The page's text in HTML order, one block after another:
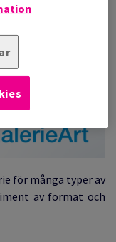
för många typer av
av format och